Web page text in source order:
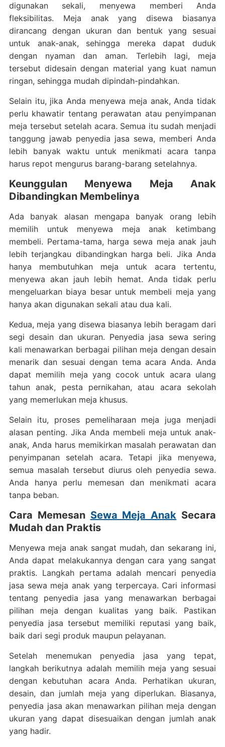
digunakan sekali, menyewa memberi Anda
fleksibilitas. Meja anak yang disewa biasanya
dirancang dengan ukuran dan bentuk yang sesuai
untuk anak-anak, sehingga mereka dapat duduk
dengan nyaman dan aman. Terlebih lagi, meja
tersebut didesain dengan material yang kuat namun
ringan, sehingga mudah dipindah-pindahkan.
Selain itu, jika Anda menyewa meja anak, Anda tidak
perlu khawatir tentang perawatan atau penyimpanan
meja tersebut setelah acara. Semua itu sudah menjadi
tanggung jawab penyedia jasa sewa, memberi Anda
lebih banyak waktu untuk menikmati acara tanpa
harus repot mengurus barang-barang setelahnya.
Keunggulan Menyewa Meja Anak
Dibandingkan Membelinya
Ada banyak alasan mengapa banyak orang lebih
memilih untuk menyewa meja anak ketimbang
membeli. Pertama-tama, harga sewa meja anak jauh
lebih terjangkau dibandingkan harga beli. Jika Anda
hanya membutuhkan meja untuk acara tertentu,
menyewa akan jauh lebih hemat. Anda tidak perlu
mengeluarkan biaya besar untuk membeli meja yang
hanya akan digunakan sekali atau dua kali.
Kedua, meja yang disewa biasanya lebih beragam dari
segi desain dan ukuran. Penyedia jasa sewa sering
kali menawarkan berbagai pilihan meja dengan desain
menarik dan sesuai dengan tema acara Anda. Anda
dapat memilih meja yang cocok untuk acara ulang
tahun anak, pesta pernikahan, atau acara sekolah
yang memerlukan meja khusus.
Selain itu, proses pemeliharaan meja juga menjadi
alasan penting. Jika Anda membeli meja untuk anak-
anak, Anda harus memikirkan masalah perawatan dan
penyimpanan setelah acara. Tetapi jika menyewa,
semua masalah tersebut diurus oleh penyedia sewa.
Anda hanya perlu memesan dan menikmati acara
tanpa beban.
Cara Memesan Sewa Meja Anak Secara
Mudah dan Praktis
Menyewa meja anak sangat mudah, dan sekarang ini,
Anda dapat melakukannya dengan cara yang sangat
praktis. Langkah pertama adalah mencari penyedia
jasa sewa meja anak yang terpercaya. Cari informasi
tentang penyedia jasa yang menawarkan berbagai
pilihan meja dengan kualitas yang baik. Pastikan
penyedia jasa tersebut memiliki reputasi yang baik,
baik dari segi produk maupun pelayanan.
Setelah menemukan penyedia jasa yang tepat,
langkah berikutnya adalah memilih meja yang sesuai
dengan kebutuhan acara Anda. Perhatikan ukuran,
desain, dan jumlah meja yang diperlukan. Biasanya,
penyedia jasa akan menawarkan pilihan meja dengan
ukuran yang dapat disesuaikan dengan jumlah anak
yang hadir.